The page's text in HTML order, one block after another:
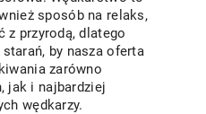
sposób na relaks,
z przyrodą, dlatego
by nasza oferta
zarówno
jak i najbardziej
wędkarzy.